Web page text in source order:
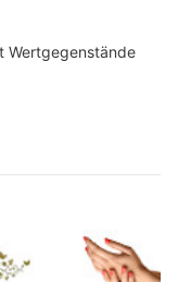
Wertgegenstände